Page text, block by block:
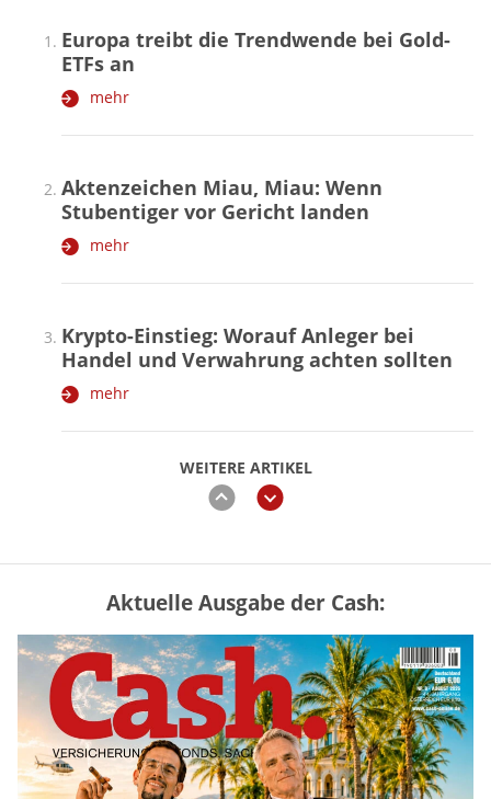
WEITERE ARTIKEL
zurückweiter
Europa treibt die Trendwende bei Gold-
ETFs an
mehr
Aktenzeichen Miau, Miau: Wenn
Stubentiger vor Gericht landen
mehr
Krypto-Einstieg: Worauf Anleger bei
Handel und Verwahrung achten sollten
mehr
Vermieter-Zutritt: Wann Mieter
die Wohnung öffnen müssen
mehr
Goldpreis erreicht Sieben-Wochen-
Hoch nach schwachen US-Jobdaten
Aktuelle Ausgabe der Cash: